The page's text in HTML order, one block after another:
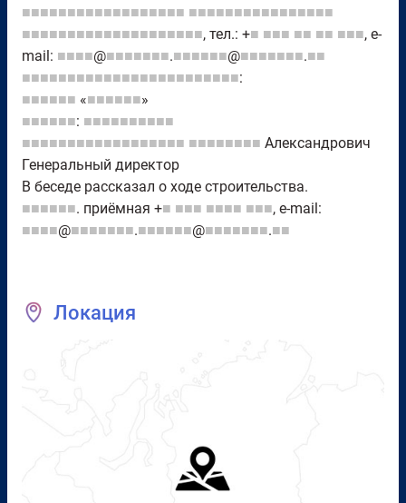
■■■■■■■■■■■■■■■■■■ ■■■■■■■■■■■■■■■■
■■■■■■■■■■■■■■■■■■■■, тел.: +■ ■■■ ■■ ■■ ■■■, e-
mail: ■■■■@■■■■■■■.■■■■■■@■■■■■■■.■■
■■■■■■■■■■■■■■■■■■■■■■■■:
■■■■■■ «■■■■■■»
■■■■■■: ■■■■■■■■■■
■■■■■■■■■■■■■■■■■■ ■■■■■■■■ Александрович
Генеральный директор
В беседе рассказал о ходе строительства.
■■■■■■. приёмная +■ ■■■ ■■■■ ■■■, e-mail:
■■■■@■■■■■■■.■■■■■■@■■■■■■■.■■
Локация